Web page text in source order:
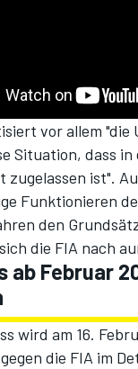
vor allem "die
Situation, dass
zugelassen ist".
Funktionieren
den
die FIA nach
ab Februar
wird am 16.
die FIA im